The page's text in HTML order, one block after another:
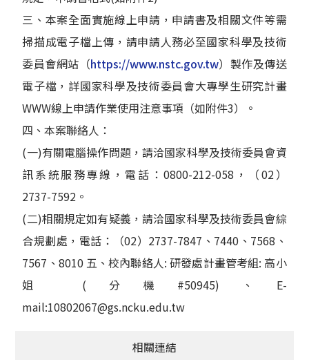
三、本案全面實施線上申請，申請書及相關文件等需
掃描成電子檔上傳，請申請人務必至國家科學及技術
委員會網站（https://www.nstc.gov.tw）製作及傳送
電子檔，詳國家科學及技術委員會大專學生研究計畫
WWW線上申請作業使用注意事項（如附件3）。
四、本案聯絡人：
(一)有關電腦操作問題，請洽國家科學及技術委員會資
訊系統服務專線，電話：0800-212-058，（02）
2737-7592。
(二)相關規定如有疑義，請洽國家科學及技術委員會綜
合規劃處，電話：（02）2737-7847、7440、7568、
7567、8010 五、校內聯絡人: 研發處計畫管考組: 高小
姐 (分機#50945)、E-
mail:10802067@gs.ncku.edu.tw
相關連結